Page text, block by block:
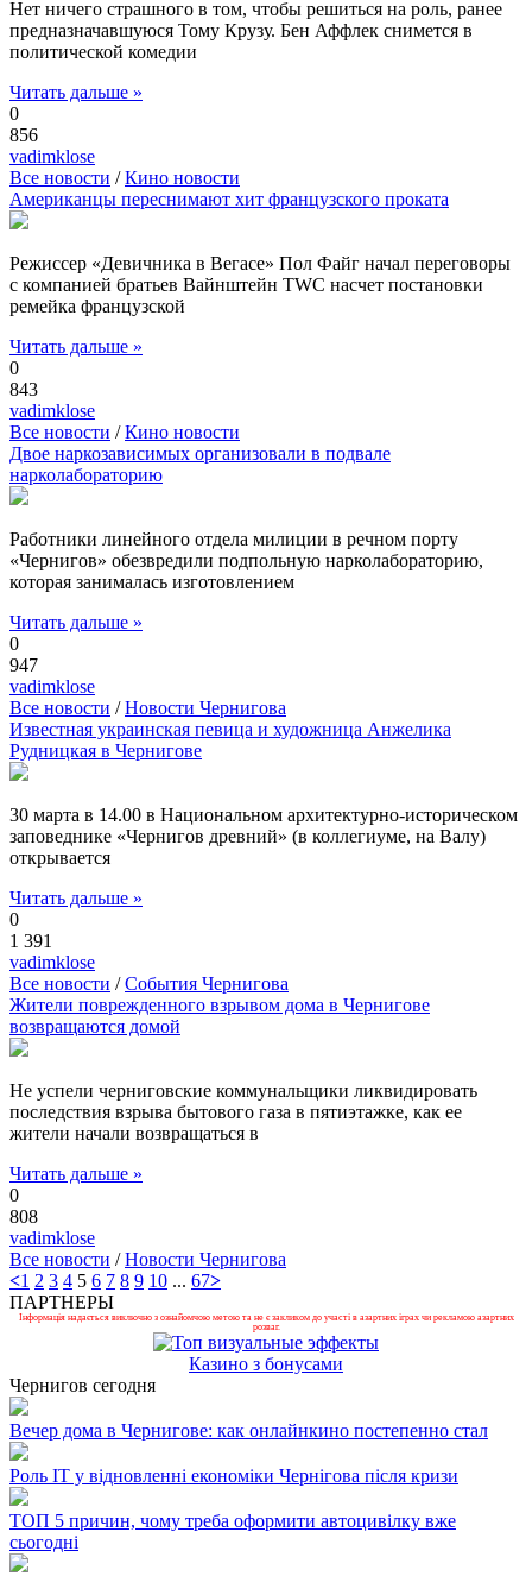
Нет ничего страшного в том, чтобы решиться на роль, ранее
предназначавшуюся Тому Крузу. Бен Аффлек снимется в
политической комедии
Читать дальше »
0
856
vadimklose
Все новости /Кино новости
Американцы переснимают хит французского проката
Режиссер «Девичника в Вегасе» Пол Файг начал переговоры
с компанией братьев Вайнштейн TWC насчет постановки
ремейка французской
Читать дальше »
0
843
vadimklose
Все новости /Кино новости
Двое наркозависимых организовали в подвале
нарколабораторию
Работники линейного отдела милиции в речном порту
«Чернигов» обезвредили подпольную нарколабораторию,
которая занималась изготовлением
Читать дальше »
0
947
vadimklose
Все новости /Новости Чернигова
Известная украинская певица и художница Анжелика
Рудницкая в Чернигове
30 марта в 14.00 в Национальном архитектурно-историческом
заповеднике «Чернигов древний» (в коллегиуме, на Валу)
открывается
Читать дальше »
0
1 391
vadimklose
Все новости /События Чернигова
Жители поврежденного взрывом дома в Чернигове
возвращаются домой
Не успели черниговские коммунальщики ликвидировать
последствия взрыва бытового газа в пятиэтажке, как ее
жители начали возвращаться в
Читать дальше »
0
808
vadimklose
Все новости /Новости Чернигова
<1 2 3 4 5 6 7 8 9 10 ... 67>
ПАРТНЕРЫ
Інформація надається виключно з ознайомчою метою та не є закликом до участі в азартних іграх чи рекламою азартних
розваг.
Казино з бонусами
Чернигов сегодня
Вечер дома в Чернигове: как онлайнкино постепенно стал
Роль ІТ у відновленні економіки Чернігова після кризи
ТОП 5 причин, чому треба оформити автоцивілку вже
сьогодні